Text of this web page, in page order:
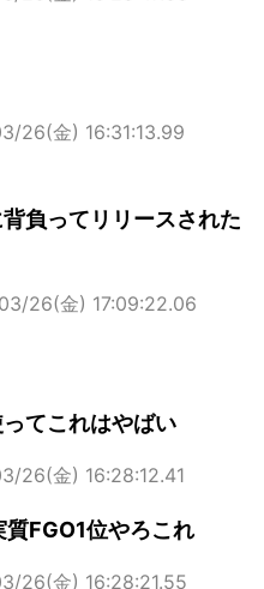
26(金) 16:31:13.99
負ってリリースされた
26(金) 17:09:22.06
てこれはやばい
26(金) 16:28:12.41
FGO1位やろこれ
26(金) 16:28:21.55